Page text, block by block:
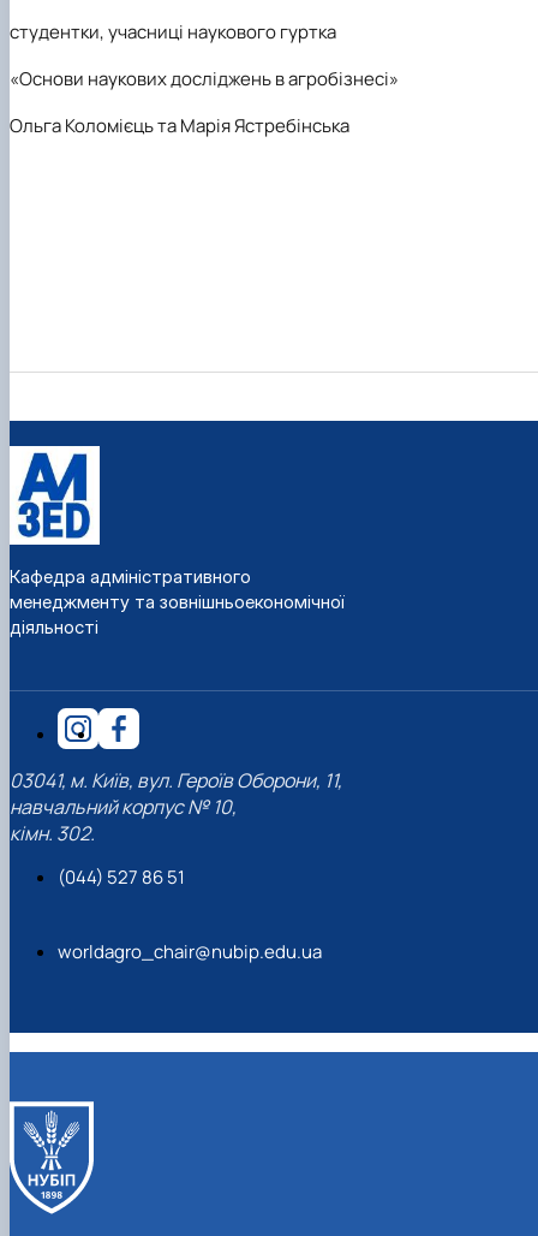
студентки, учасниці наукового гуртка
«Основи наукових досліджень в агробізнесі»
Ольга Коломієць та Марія Ястребінська
Кафедра адміністративного
менеджменту та зовнішньоекономічної
діяльності
03041, м. Київ, вул. Героїв Оборони, 11,
навчальний корпус № 10,
кімн. 302.
(044) 527 86 51
worldagro_chair@nubip.edu.ua